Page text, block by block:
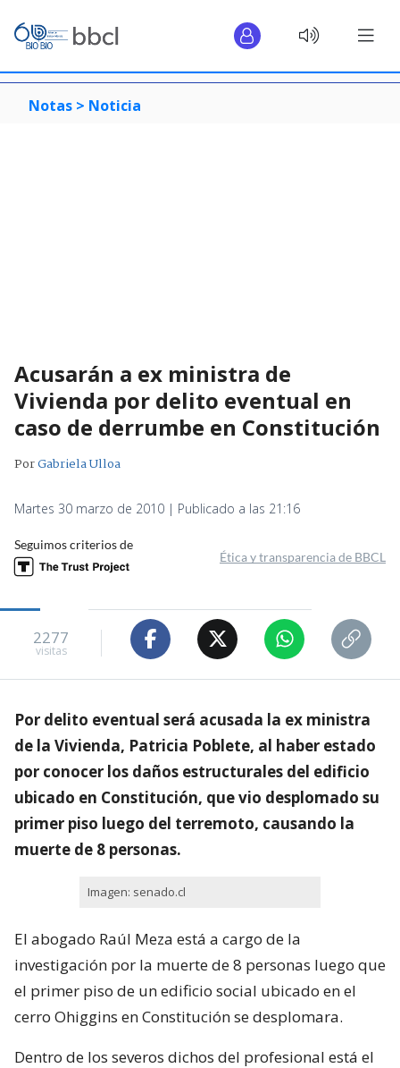
Notas > Noticia
Acusarán a ex ministra de
Vivienda por delito eventual en
caso de derrumbe en Constitución
PorGabriela Ulloa
Martes 30 marzo de 2010 | Publicado a las 21:16
Seguimos criterios de
Ética y transparencia de BBCL
2277
visitas
Por delito eventual será acusada la ex ministra
de la Vivienda, Patricia Poblete, al haber estado
por conocer los daños estructurales del edificio
ubicado en Constitución, que vio desplomado su
primer piso luego del terremoto, causando la
muerte de 8 personas.
Imagen: senado.cl
El abogado Raúl Meza está a cargo de la
investigación por la muerte de 8 personas luego que
el primer piso de un edificio social ubicado en el
cerro Ohiggins en Constitución se desplomara.
Dentro de los severos dichos del profesional está el